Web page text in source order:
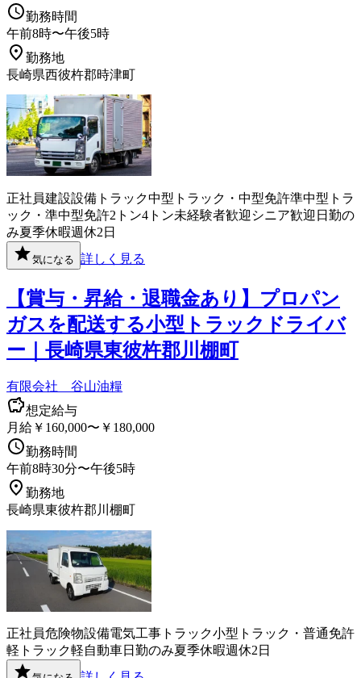
勤務時間
午前8時〜午後5時
勤務地
長崎県西彼杵郡時津町
正社員建設設備 トラック中型トラック・中型免許準中型トラ
ック・準中型免許2トン4トン未経験者歓迎 シニア歓迎 日勤の
み夏季休暇週休2日
気になる 詳しく見る
【賞与・昇給・退職金あり】プロパン
ガスを配送する小型トラックドライバ
ー｜長崎県東彼杵郡川棚町
有限会社 谷山油糧
想定給与
月給￥160,000〜￥180,000
勤務時間
午前8時30分〜午後5時
勤務地
長崎県東彼杵郡川棚町
正社員危険物設備電気工事 トラック小型トラック・普通免許
軽トラック軽自動車日勤のみ夏季休暇週休2日